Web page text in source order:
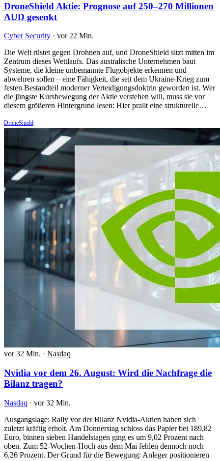
DroneShield Aktie: Prognose auf 250–270 Millionen
AUD gesenkt
Cyber Security · vor 22 Min.
Die Welt rüstet gegen Drohnen auf, und DroneShield sitzt mitten im
Zentrum dieses Wettlaufs. Das australische Unternehmen baut
Systeme, die kleine unbemannte Flugobjekte erkennen und
abwehren sollen – eine Fähigkeit, die seit dem Ukraine-Krieg zum
festen Bestandteil moderner Verteidigungsdoktrin geworden ist. Wer
die jüngste Kursbewegung der Aktie verstehen will, muss sie vor
diesem größeren Hintergrund lesen: Hier prallt eine strukturelle…
DroneShield
vor 32 Min. · Nasdaq
Nvidia vor dem 26. August: Wird die Nachfrage die
Bilanz tragen?
Nasdaq · vor 32 Min.
Ausgangslage: Rally vor der Bilanz Nvidia-Aktien haben sich
zuletzt kräftig erholt. Am Donnerstag schloss das Papier bei 189,82
Euro, binnen sieben Handelstagen ging es um 9,02 Prozent nach
oben. Zum 52-Wochen-Hoch aus dem Mai fehlen dennoch noch
6,26 Prozent. Der Grund für die Bewegung: Anleger positionieren